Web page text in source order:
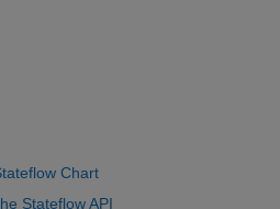
Chart
Stateflow API